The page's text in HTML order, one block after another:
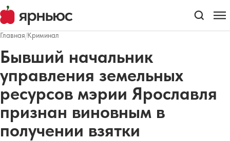
Главная/Криминал
Бывший начальник
управления земельных
ресурсов мэрии Ярославля
признан виновным в
получении взятки